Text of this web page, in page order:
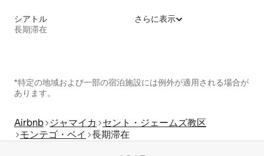
シアトル
長期滞在
さらに表示
*特定の地域および一部の宿泊施設には例外が適用される場合が
あります。
Airbnb ジャマイカ
セント・ジェームズ教区
モンテゴ・ベイ
長期滞在